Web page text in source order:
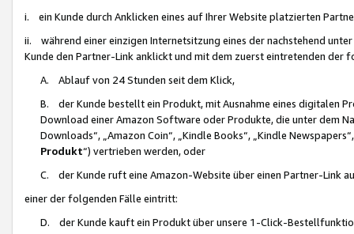
i. ein Kunde durch Anklicken eines auf Ihrer Website platzierten
ii. während einer einzigen Internetsitzung eines der nachstehend
Kunde den Partner-Link anklickt und mit dem zuerst eintretenden der
A. Ablauf von 24 Stunden seit dem Klick,
B. der Kunde bestellt ein Produkt, mit Ausnahme eines digitalen
Download einer Amazon Software oder Produkte, die unter dem
Downloads“, „Amazon Coin“, „Kindle Books“, „Kindle
Produkt“) vertrieben werden, oder
C. der Kunde ruft eine Amazon-Website über einen Partner-Link
einer der folgenden Fälle eintritt:
D. der Kunde kauft ein Produkt über unsere 1-Click-